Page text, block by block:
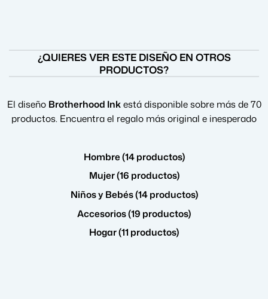
¿QUIERES VER ESTE DISEÑO EN OTROS
PRODUCTOS?
El diseño Brotherhood Inkestá disponible sobre más de 70
productos. Encuentra el regalo más original e inesperado
Hombre (14 productos)
Mujer (16 productos)
Niños y Bebés (14 productos)
Accesorios (19 productos)
Hogar (11 productos)